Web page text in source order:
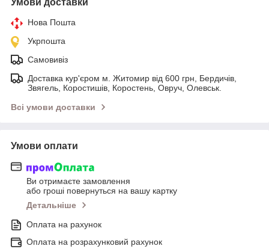
Умови доставки
Нова Пошта
Укрпошта
Самовивіз
Доставка кур'єром м. Житомир від 600 грн, Бердичів,
Звягель, Коростишів, Коростень, Овруч, Олевськ.
Всі умови доставки
Умови оплати
Ви отримаєте замовлення
або гроші повернуться на вашу картку
Детальніше
Оплата на рахунок
Оплата на розрахунковий рахунок